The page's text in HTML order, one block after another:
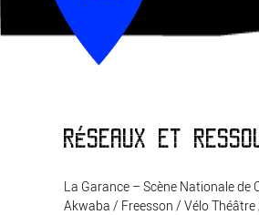
RÉSEAUX ET
La Garance – Scène Nationale de
Akwaba / Freesson / Vélo